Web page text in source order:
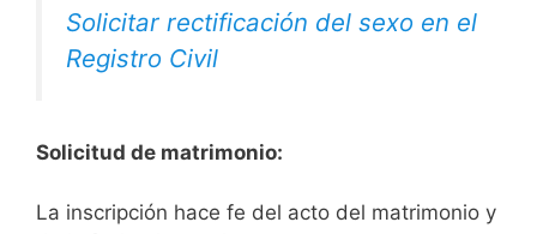
Solicitar rectificación del sexo en el
Registro Civil
Solicitud de matrimonio:
La inscripción hace fe del acto del matrimonio y